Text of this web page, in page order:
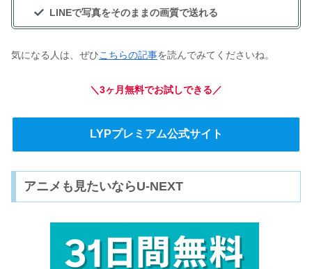
LINEで写真をそのままの画質で送れる
気になる人は、ぜひこちらの記事を読んでみてくださいね。
＼3ヶ月無料でお試しできる／
LYPプレミアム公式サイト
アニメも見たいならU-NEXT